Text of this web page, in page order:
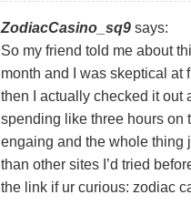
ZodiacCasino_sq9 says:
So my friend told me about
month and I was skeptical at
then I actually checked it out
spending like three hours on
engaing and the whole thing
than other sites I’d tried
the link if ur curious: zodiac